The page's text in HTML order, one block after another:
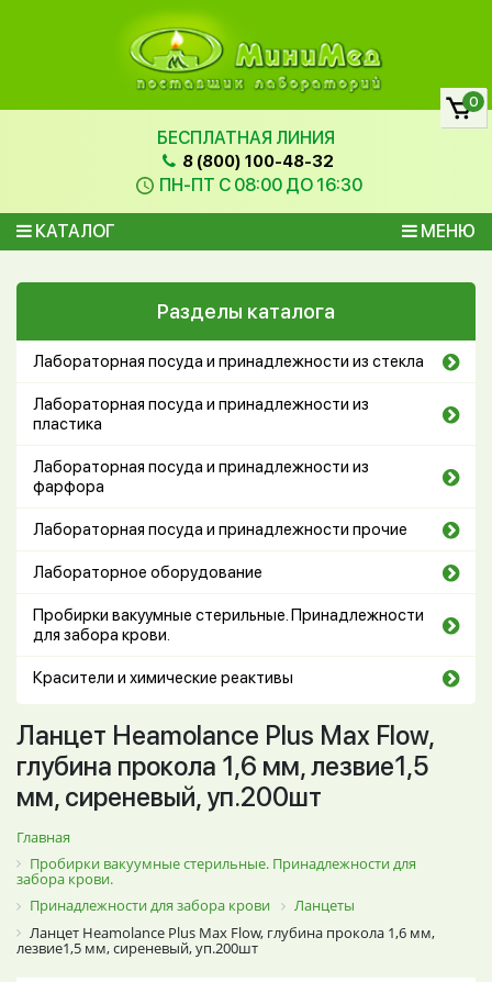
БЕСПЛАТНАЯ ЛИНИЯ
8 (800) 100-48-32
ПН-ПТ С 08:00 ДО 16:30
КАТАЛОГ МЕНЮ
0
Разделы каталога
Лабораторная посуда и принадлежности из стекла
Лабораторная посуда и принадлежности из
пластика
Лабораторная посуда и принадлежности из
фарфора
Лабораторная посуда и принадлежности прочие
Лабораторное оборудование
Пробирки вакуумные стерильные. Принадлежности
для забора крови.
Красители и химические реактивы
Ланцет Heamolance Plus Max Flow,
глубина прокола 1,6 мм, лезвие1,5
мм, cиреневый, уп.200шт
Главная
Пробирки вакуумные стерильные. Принадлежности для
забора крови.
Принадлежности для забора крови
Ланцеты
Ланцет Heamolance Plus Max Flow, глубина прокола 1,6 мм,
лезвие1,5 мм, cиреневый, уп.200шт